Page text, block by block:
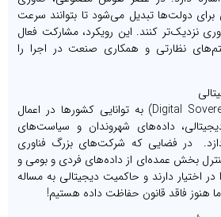
برای دولت‌ها تبدیل می‌شود تا بتوانند سرعت
نزدیک‌تر کنند. این رویکرد، مشارکت فعال
نظارتی و همکاری صنعت در اجرا را
حاکمیت دیجیتالی (Digital Sovereignty) به توانایی کشورها در اعمال
داده‌های شهروندان و سیاست‌های
در فضایی که شرکت‌های بزرگ فناوری
بخش عمده‌ای از داده‌های فردی و بومی ‌و
اختیار دارند و حاکمیت دیجیتالی به مساله
هنوز فاقد قانون حفاظت داده هستیم!